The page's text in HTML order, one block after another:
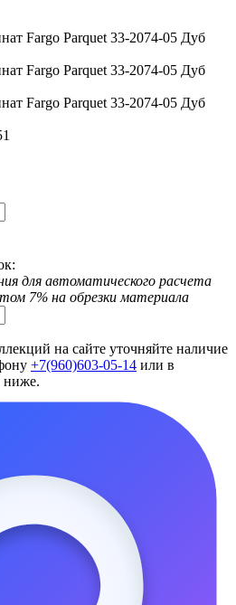
для автоматического расчета
7% на обрезки материала
на сайте уточняйте наличие
+7(960)603-05-14 или в
ниже.